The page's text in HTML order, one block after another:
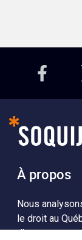
À propos
Nous
le droit au